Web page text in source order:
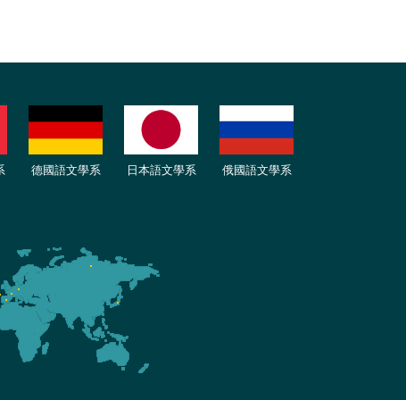
德國語文學系 日本語文學系 俄國語文學系